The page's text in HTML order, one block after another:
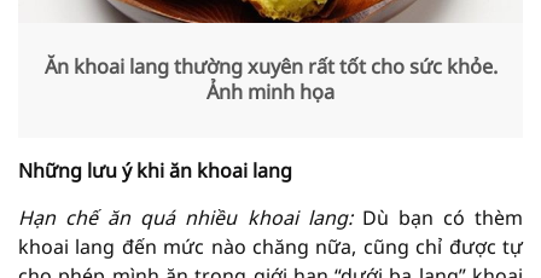
Ăn khoai lang thường xuyên rất tốt cho sức khỏe.
Ảnh minh họa
Những lưu ý khi ăn khoai lang
Hạn chế ăn quá nhiều khoai lang: Dù bạn có thèm
khoai lang đến mức nào chăng nữa, cũng chỉ được tự